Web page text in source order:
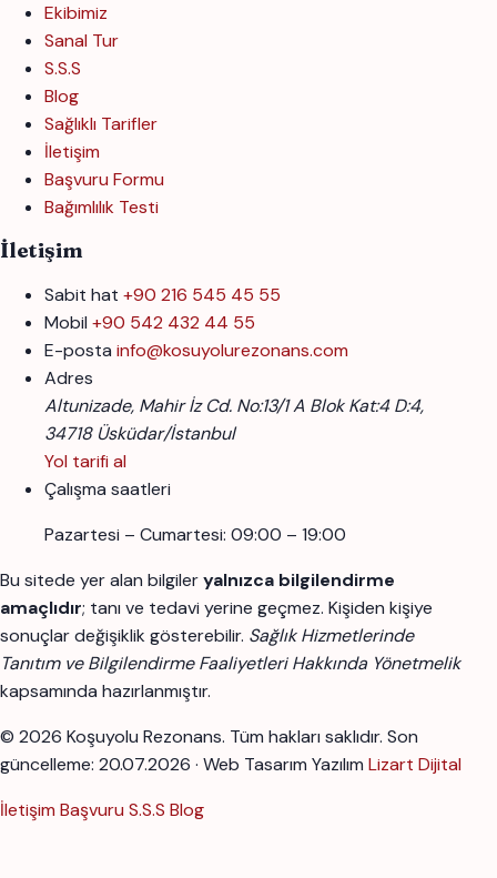
Ekibimiz
Sanal Tur
S.S.S
Blog
Sağlıklı Tarifler
İletişim
Başvuru Formu
Bağımlılık Testi
İletişim
Sabit hat +90 216 545 45 55
Mobil +90 542 432 44 55
E-posta info@kosuyolurezonans.com
Adres
Altunizade, Mahir İz Cd. No:13/1 A Blok Kat:4 D:4,
34718 Üsküdar/İstanbul
Yol tarifi al
Çalışma saatleri
Pazartesi – Cumartesi: 09:00 – 19:00
Bu sitede yer alan bilgileryalnızca bilgilendirme
amaçlıdır; tanı ve tedavi yerine geçmez. Kişiden kişiye
sonuçlar değişiklik gösterebilir. Sağlık Hizmetlerinde
Tanıtım ve Bilgilendirme Faaliyetleri Hakkında Yönetmelik
kapsamında hazırlanmıştır.
© 2026 Koşuyolu Rezonans. Tüm hakları saklıdır. Son
güncelleme: 20.07.2026 · Web Tasarım Yazılım Lizart Dijital
İletişim Başvuru S.S.S Blog